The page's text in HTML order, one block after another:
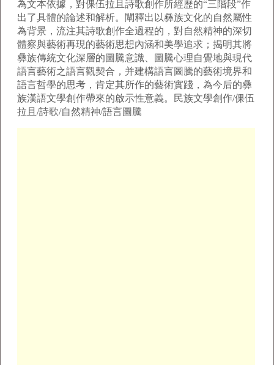
為文本依據，對倮伍拉且詩歌創作所經歷的“三階段”作
出了具體的論述和解析。闡釋出以彝族文化的自然屬性
為背景，流注其詩歌創作全過程的，對自然精神的深切
體察與藝術再現的藝術思想內涵和美學追求；揭明其將
彝族傳統文化深層的圖騰意識、圖騰心理自覺地與現代
語言藝術之語言觀契合，并建構語言圖騰的藝術境界和
語言哲學的思考，肯定其所作的藝術實踐，為今后的彝
族漢語文學創作帶來的啟示性意義。民族文學創作/倮伍
拉且/詩歌/自然精神/語言圖騰